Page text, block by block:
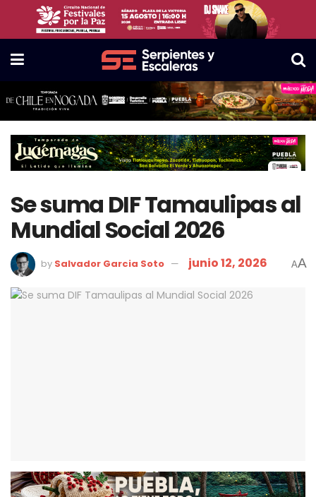
Se suma DIF Tamaulipas al
Mundial Social 2026
by Salvador Garcia Soto junio 12, 2026 AA